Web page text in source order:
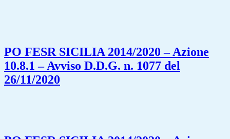
PO FESR SICILIA 2014/2020 – Azione
10.8.1 – Avviso D.D.G. n. 1077 del
26/11/2020